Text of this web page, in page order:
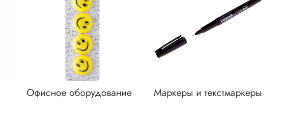
Офисное оборудование Маркеры и текстмаркеры